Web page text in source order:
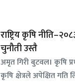
राष्ट्रिय कृषि
चुनौती उस्तै
अमृत गिरी बुटवल। कृषि
कृषि क्षेत्रले अपेक्षित